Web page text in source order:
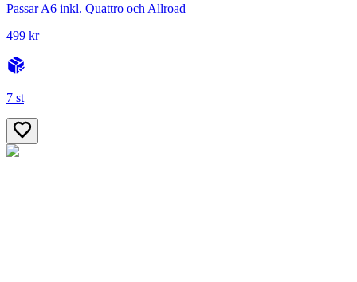
Passar A6 inkl. Quattro och Allroad
499 kr
7 st